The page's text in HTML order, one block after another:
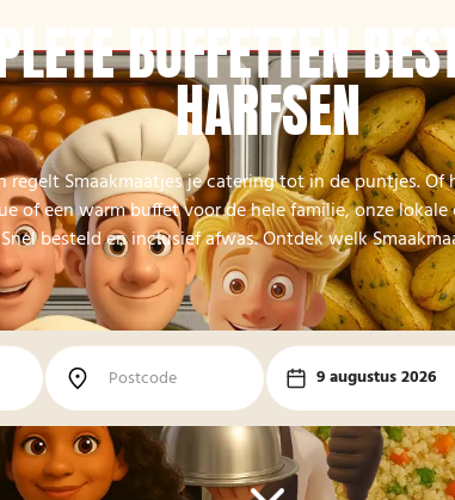
BUFFETTEN
HARFSEN
regelt Smaakmaatjes je catering tot in de puntjes. Of
of een warm buffet voor de hele familie, onze lokale
besteld en inclusief afwas. Ontdek welk
9 augustus 2026